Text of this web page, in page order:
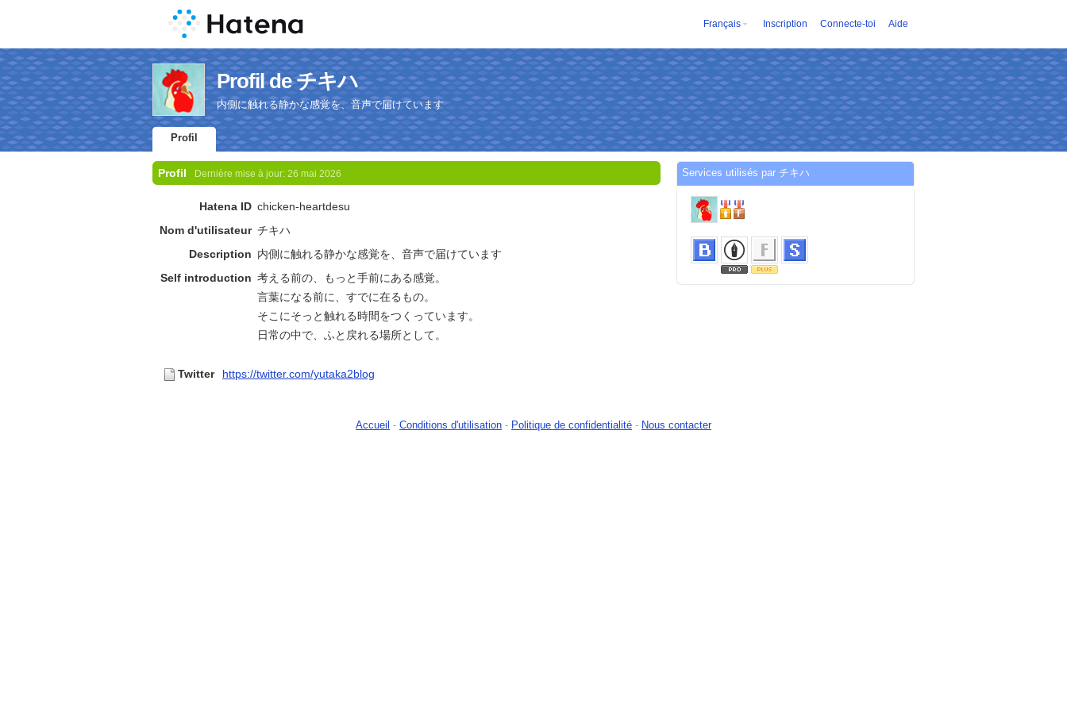
Français Inscription Connecte-toi Aide
Profil de チキハ
内側に触れる静かな感覚を、音声で届けています
Profil
Profil Dernière mise à jour: 26 mai 2026
Hatena ID chicken-heartdesu
Nom d'utilisateur チキハ
Description 内側に触れる静かな感覚を、音声で届けています
Self introduction 考える前の、もっと手前にある感覚。
言葉になる前に、すでに在るもの。
そこにそっと触れる時間をつくっています。
日常の中で、ふと戻れる場所として。
Twitter https://twitter.com/yutaka2blog
Services utilisés par チキハ
Accueil - Conditions d'utilisation - Politique de confidentialité - Nous contacter